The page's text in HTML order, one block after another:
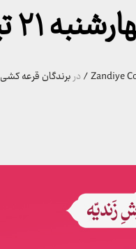
تیر 140۲
Zandiye
/دربرندگان قرعه کشی